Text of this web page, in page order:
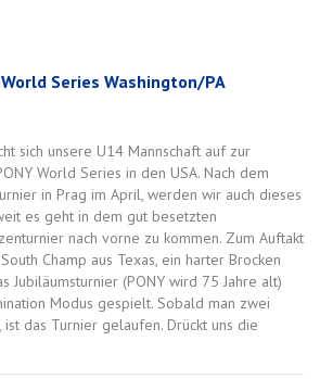
World Series Washington/PA
sich unsere U14 Mannschaft auf zur
World Series in den USA. Nach dem
in Prag im April, werden wir auch dieses
es geht in dem gut besetzten
nach vorne zu kommen. Zum Auftakt
Champ aus Texas, ein harter Brocken
Jubiläumsturnier (PONY wird 75 Jahre alt)
Modus gespielt. Sobald man zwei
das Turnier gelaufen. Drückt uns die